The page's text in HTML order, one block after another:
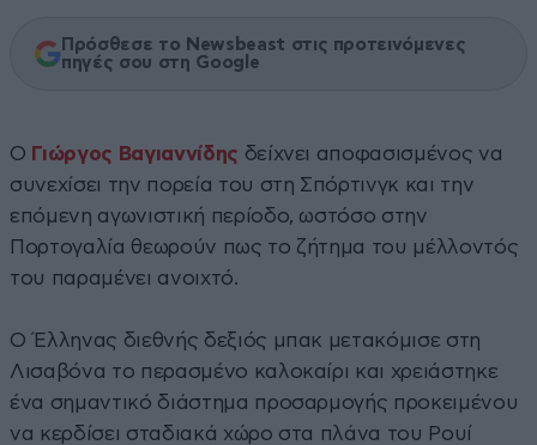
Πρόσθεσε το Newsbeast στις προτεινόμενες
πηγές σου στη Google
Ο Γιώργος Βαγιαννίδης δείχνει αποφασισμένος να
συνεχίσει την πορεία του στη Σπόρτινγκ και την
επόμενη αγωνιστική περίοδο, ωστόσο στην
Πορτογαλία θεωρούν πως το ζήτημα του μέλλοντός
του παραμένει ανοιχτό.
Ο Έλληνας διεθνής δεξιός μπακ μετακόμισε στη
Λισαβόνα το περασμένο καλοκαίρι και χρειάστηκε
ένα σημαντικό διάστημα προσαρμογής προκειμένου
να κερδίσει σταδιακά χώρο στα πλάνα του Ρουί